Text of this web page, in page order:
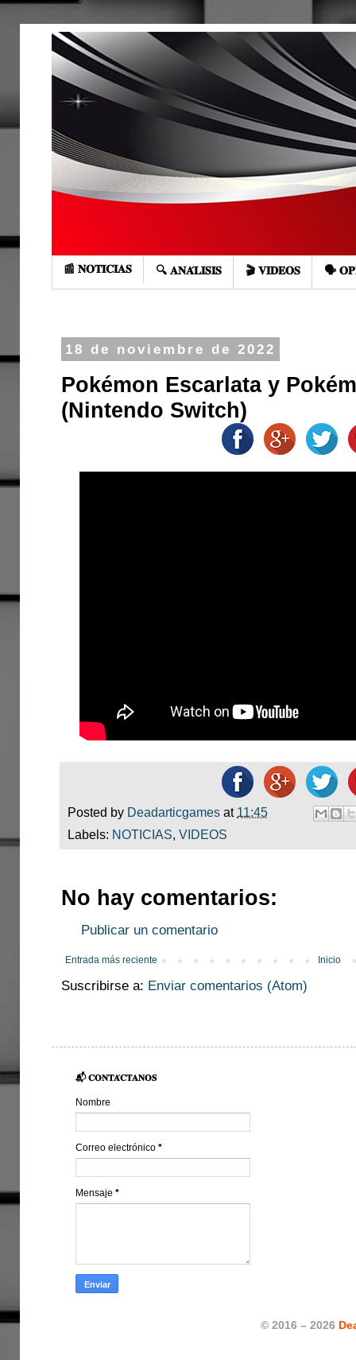
📰 𝐍𝐎𝐓𝐈𝐂𝐈𝐀𝐒 🔍 𝐀𝐍𝐀́𝐋𝐈𝐒𝐈𝐒 🎬 𝐕𝐈𝐃𝐄𝐎𝐒 🗣️
18 de noviembre de 2022
Pokémon Escarlata y
(Nintendo Switch)
Posted by Deadarticgames at 11:45
Labels: NOTICIAS, VIDEOS
No hay comentarios:
Publicar un comentario
Entrada más reciente Inicio
Suscribirse a: Enviar comentarios (Atom)
📬 𝐂𝐎𝐍𝐓𝐀́𝐂𝐓𝐀𝐍𝐎𝐒
Nombre
Correo electrónico *
Mensaje *
© 2016 – 2026